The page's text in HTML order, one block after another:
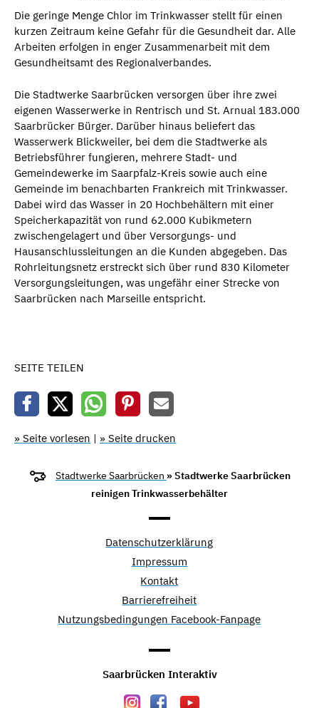
Die geringe Menge Chlor im Trinkwasser stellt für einen
kurzen Zeitraum keine Gefahr für die Gesundheit dar. Alle
Arbeiten erfolgen in enger Zusammenarbeit mit dem
Gesundheitsamt des Regionalverbandes.
Die Stadtwerke Saarbrücken versorgen über ihre zwei
eigenen Wasserwerke in Rentrisch und St. Arnual 183.000
Saarbrücker Bürger. Darüber hinaus beliefert das
Wasserwerk Blickweiler, bei dem die Stadtwerke als
Betriebsführer fungieren, mehrere Stadt- und
Gemeindewerke im Saarpfalz-Kreis sowie auch eine
Gemeinde im benachbarten Frankreich mit Trinkwasser.
Dabei wird das Wasser in 20 Hochbehältern mit einer
Speicherkapazität von rund 62.000 Kubikmetern
zwischengelagert und über Versorgungs- und
Hausanschlussleitungen an die Kunden abgegeben. Das
Rohrleitungsnetz erstreckt sich über rund 830 Kilometer
Versorgungsleitungen, was ungefähr einer Strecke von
Saarbrücken nach Marseille entspricht.
SEITE TEILEN
» Seite vorlesen | » Seite drucken
Stadtwerke Saarbrücken » Stadtwerke Saarbrücken
reinigen Trinkwasserbehälter
Datenschutzerklärung
Impressum
Kontakt
Barrierefreiheit
Nutzungsbedingungen Facebook-Fanpage
Saarbrücken Interaktiv